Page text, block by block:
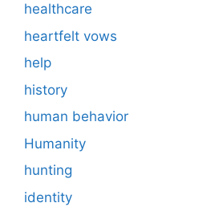
healthcare
heartfelt vows
help
history
human behavior
Humanity
hunting
identity